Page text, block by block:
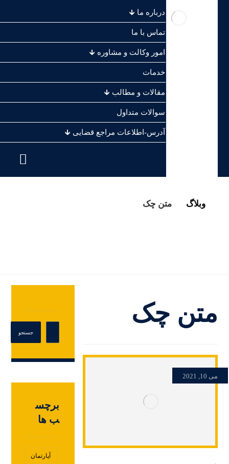
درباره ما 🡳
تماس با ما
امور وکالت و مشاوره 🡳
خدمات
مقالات و مطالب 🡳
سوالات متداول
آدرس-اطلاعات مراجع قضایی 🡳
وبلاگ متن چک
متن چک
می 10, 2021
برچس
ب ها
آپارتمان